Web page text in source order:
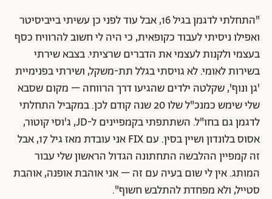
"התחלתי לדגמן בגיל 16, אבל עוד לפני כן עשיתי בייביסיטר
ואפילו ניסיתי לעבוד כקופאית, כי היה לי חשוב להרוויח כסף
בעצמי ולקנות לעצמי את הדברים שרציתי. בצבא שירתי
בשירות לאומי. לא גויסתי בגלל תת-משקל, ושירתי בפנימיית
'גן ונוף', שקלטה ילדים שהגיעו דרך הרווחה – מקום שסבא
שלי שימש כמנכ"ל שלו 20 שנה קודם לכן. במקביל התחלתי
לדגמן גם בחו"ל. השתתפתי בקמפיינים ל-JD, ג'וסי קוטור,
אסוס בלונדון ושיין בסין. עם FIX אני עובדת מאז גיל 17, אבל
זה קמפיין ההלבשה התחתונה הגדול הראשון שלי עבור
המותג. אין לי שום בעיה עם זה – אני אוהבת אופנה, אוהבת
סטייל, ולא מפחדת להתלבש חשוף".